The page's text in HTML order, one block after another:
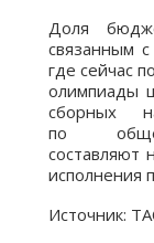
Доля
связанным
где сейчас
олимпиады
сборных
по
составляют
исполнения
Источник: